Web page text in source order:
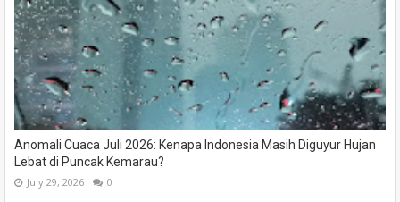
Anomali Cuaca Juli 2026: Kenapa Indonesia Masih Diguyur Hujan
Lebat di Puncak Kemarau?
July 29, 2026 0